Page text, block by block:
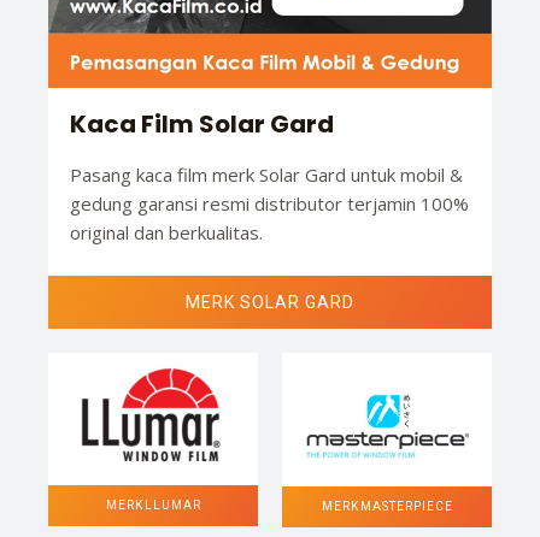
Kaca Film Solar Gard
Pasang kaca film merk Solar Gard untuk mobil &
gedung garansi resmi distributor terjamin 100%
original dan berkualitas.
MERK SOLAR GARD
MERK LLUMAR MERK MASTERPIECE